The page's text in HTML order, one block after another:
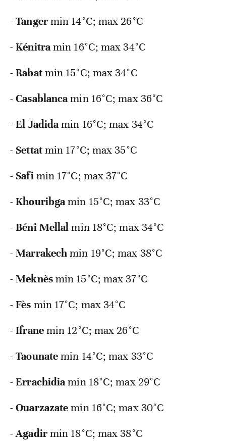
-Tangermin 14°C; max 26°C
-Kénitramin 16°C; max 34°C
-Rabatmin 15°C; max 34°C
-Casablancamin 16°C; max 36°C
-El Jadidamin 16°C; max 34°C
- Settatmin 17°C; max 35°C
- Safimin 17°C; max 37°C
-Khouribgamin 15°C; max 33°C
-Béni Mellalmin 18°C; max 34°C
-Marrakechmin 19°C; max 38°C
-Meknèsmin 15°C; max 37°C
-Fès min 17°C; max 34°C
-Ifranemin 12°C; max 26°C
-Taounatemin 14°C; max 33°C
-Errachidiamin 18°C; max 29°C
-Ouarzazatemin 16°C; max 30°C
-Agadirmin 18°C; max 38°C